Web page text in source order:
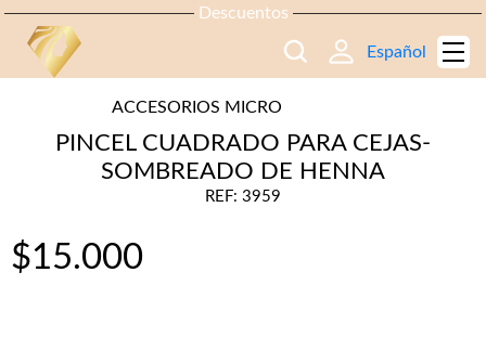
Descuentos
Español
ACCESORIOS MICRO
PINCEL CUADRADO PARA CEJAS-
SOMBREADO DE HENNA
REF: 3959
$15.000